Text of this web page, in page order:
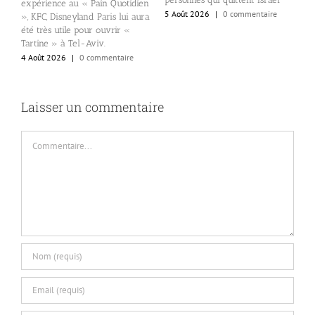
expérience au « Pain Quotidien
», KFC, Disneyland Paris lui aura
été très utile pour ouvrir «
Tartine » à Tel-Aviv.
4 Août 2026
| 0 commentaire
5 Août 2026
| 0 commentaire
Laisser un commentaire